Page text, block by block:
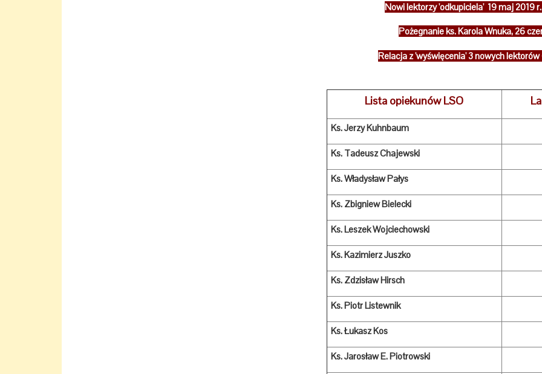
Nowi lektorzy 'odkupiciela' 19 maj 2019
Pożegnanie ks. Karola Wnuka, 26
Relacja z 'wyświęcenia' 3 nowych
Lista opiekunów LSO
Ks. Jerzy Kuhnbaum
Ks. Tadeusz Chajewski
Ks. Władysław Pałys
Ks. Zbigniew Bielecki
Ks. Leszek Wojciechowski
Ks. Kazimierz Juszko
Ks. Zdzisław Hirsch
Ks. Piotr Listewnik
Ks. Łukasz Kos
Ks. Jarosław E. Piotrowski